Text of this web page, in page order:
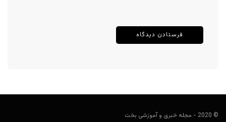
© 2020 - مجله خبری و آموزشی بخت